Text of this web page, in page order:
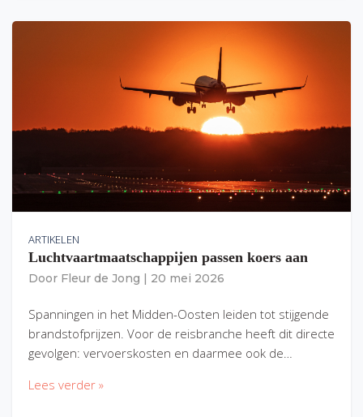
ARTIKELEN
Luchtvaartmaatschappijen passen koers aan
Door Fleur de Jong 20 mei 2026
Spanningen in het Midden-Oosten leiden tot stijgende
brandstofprijzen. Voor de reisbranche heeft dit directe
gevolgen: vervoerskosten en daarmee ook de…
Lees verder »